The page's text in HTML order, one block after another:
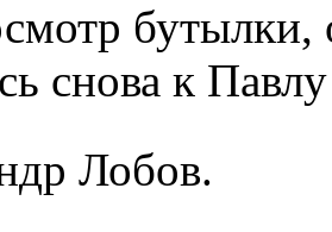
снова к
Лобов.